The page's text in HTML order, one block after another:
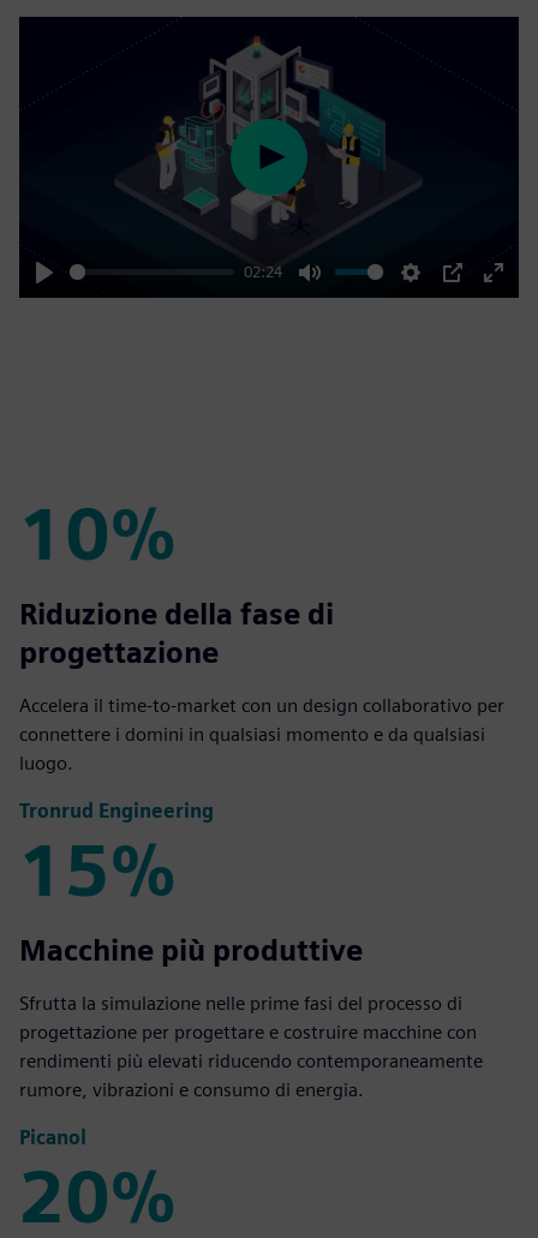
Play
02:24
Mute Settings
PIP
Enter
Play
10%
10%
Riduzione della fase di
progettazione
Accelera il time-to-market con un design collaborativo per
connettere i domini in qualsiasi momento e da qualsiasi
luogo.
Tronrud Engineering
15%
15%
Macchine più produttive
Sfrutta la simulazione nelle prime fasi del processo di
progettazione per progettare e costruire macchine con
rendimenti più elevati riducendo contemporaneamente
rumore, vibrazioni e consumo di energia.
Picanol
20%